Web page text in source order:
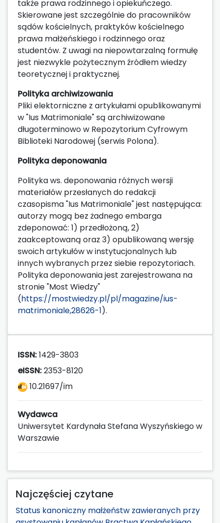
także prawa rodzinnego i opiekuńczego.
Skierowane jest szczególnie do pracowników
sądów kościelnych, praktyków kościelnego
prawa małżeńskiego i rodzinnego oraz
studentów. Z uwagi na niepowtarzalną formułę
jest niezwykle pożytecznym źródłem wiedzy
teoretycznej i praktycznej.
Polityka archiwizowania
Pliki elektorniczne z artykułami opublikowanymi
w "Ius Matrimoniale" są archiwizowane
długoterminowo w Repozytorium Cyfrowym
Biblioteki Narodowej (serwis Polona).
Polityka deponowania
Polityka ws. deponowania różnych wersji
materiałów przesłanych do redakcji
czasopisma "Ius Matrimoniale" jest następująca:
autorzy mogą bez żadnego embarga
zdeponować: 1) przedłożoną, 2)
zaakceptowaną oraz 3) opublikowaną wersję
swoich artykułów w instytucjonalnych lub
innych wybranych przez siebie repozytoriach.
Polityka deponowania jest zarejestrowana na
stronie "Most Wiedzy"
(https://mostwiedzy.pl/pl/magazine/ius-
matrimoniale,28626-1).
ISSN:1429-3803
eISSN:2353-8120
10.21697/im
Wydawca
Uniwersytet Kardynała Stefana Wyszyńskiego w
Warszawie
Najczęściej czytane
Status kanoniczny małżeństw zawieranych przy